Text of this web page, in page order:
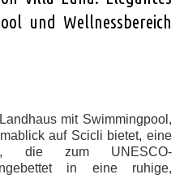
und Wellnessbereich
mit Swimmingpool,
auf Scicli bietet, eine
die zum UNESCO-
in eine ruhige,